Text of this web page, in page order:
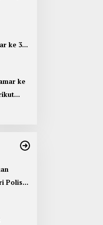
ke 35
ke
Polisi